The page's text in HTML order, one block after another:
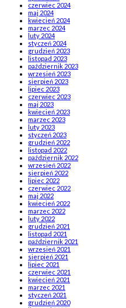
czerwiec 2024
maj 2024
kwiecień 2024
marzec 2024
luty 2024
styczeń 2024
grudzień 2023
listopad 2023
październik 2023
wrzesień 2023
sierpień 2023
lipiec 2023
czerwiec 2023
maj 2023
kwiecień 2023
marzec 2023
luty 2023
styczeń 2023
grudzień 2022
listopad 2022
październik 2022
wrzesień 2022
sierpień 2022
lipiec 2022
czerwiec 2022
maj 2022
kwiecień 2022
marzec 2022
luty 2022
grudzień 2021
listopad 2021
październik 2021
wrzesień 2021
sierpień 2021
lipiec 2021
czerwiec 2021
kwiecień 2021
marzec 2021
styczeń 2021
grudzień 2020